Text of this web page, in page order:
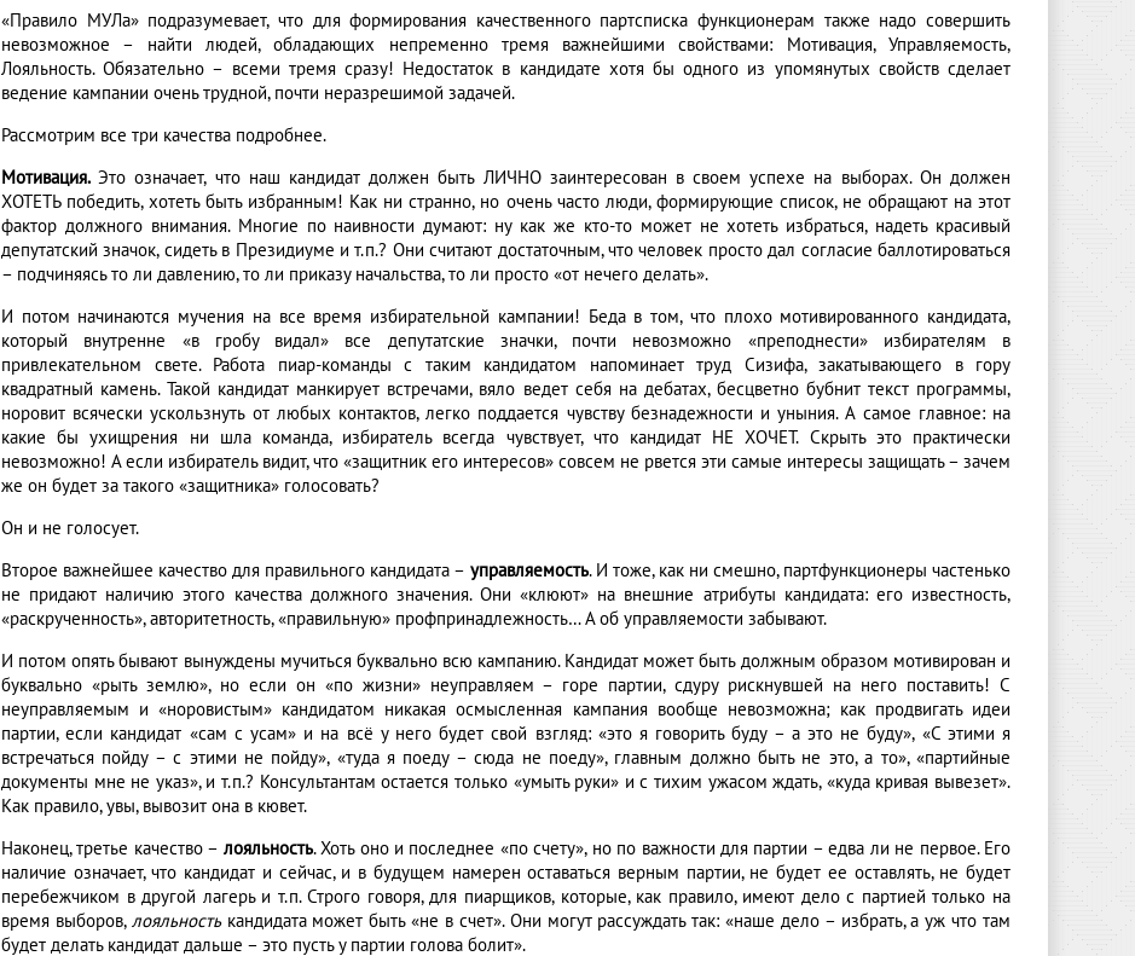
«Правило МУЛа» подразумевает, что для формирования качественного партсписка функционерам также надо совершить
невозможное – найти людей, обладающих непременно тремя важнейшими свойствами: Мотивация, Управляемость,
Лояльность. Обязательно – всеми тремя сразу! Недостаток в кандидате хотя бы одного из упомянутых свойств сделает
ведение кампании очень трудной, почти неразрешимой задачей.
Рассмотрим все три качества подробнее.
Мотивация.Это означает, что наш кандидат должен быть ЛИЧНО заинтересован в своем успехе на выборах. Он должен
ХОТЕТЬ победить, хотеть быть избранным! Как ни странно, но очень часто люди, формирующие список, не обращают на этот
фактор должного внимания. Многие по наивности думают: ну как же кто-то может не хотеть избраться, надеть красивый
депутатский значок, сидеть в Президиуме и т.п.? Они считают достаточным, что человек просто дал согласие баллотироваться
– подчиняясь то ли давлению, то ли приказу начальства, то ли просто «от нечего делать».
И потом начинаются мучения на все время избирательной кампании! Беда в том, что плохо мотивированного кандидата,
который внутренне «в гробу видал» все депутатские значки, почти невозможно «преподнести» избирателям в
привлекательном свете. Работа пиар-команды с таким кандидатом напоминает труд Сизифа, закатывающего в гору
квадратный камень. Такой кандидат манкирует встречами, вяло ведет себя на дебатах, бесцветно бубнит текст программы,
норовит всячески ускользнуть от любых контактов, легко поддается чувству безнадежности и уныния. А самое главное: на
какие бы ухищрения ни шла команда, избиратель всегда чувствует, что кандидат НЕ ХОЧЕТ. Скрыть это практически
невозможно! А если избиратель видит, что «защитник его интересов» совсем не рвется эти самые интересы защищать – зачем
же он будет за такого «защитника» голосовать?
Он и не голосует.
Второе важнейшее качество для правильного кандидата – управляемость. И тоже, как ни смешно, партфункционеры частенько
не придают наличию этого качества должного значения. Они «клюют» на внешние атрибуты кандидата: его известность,
«раскрученность», авторитетность, «правильную» профпринадлежность… А об управляемости забывают.
И потом опять бывают вынуждены мучиться буквально всю кампанию. Кандидат может быть должным образом мотивирован и
буквально «рыть землю», но если он «по жизни» неуправляем – горе партии, сдуру рискнувшей на него поставить! С
неуправляемым и «норовистым» кандидатом никакая осмысленная кампания вообще невозможна; как продвигать идеи
партии, если кандидат «сам с усам» и на всё у него будет свой взгляд: «это я говорить буду – а это не буду», «С этими я
встречаться пойду – с этими не пойду», «туда я поеду – сюда не поеду», главным должно быть не это, а то», «партийные
документы мне не указ», и т.п.? Консультантам остается только «умыть руки» и с тихим ужасом ждать, «куда кривая вывезет».
Как правило, увы, вывозит она в кювет.
Наконец, третье качество – лояльность. Хоть оно и последнее «по счету», но по важности для партии – едва ли не первое. Его
наличие означает, что кандидат и сейчас, и в будущем намерен оставаться верным партии, не будет ее оставлять, не будет
перебежчиком в другой лагерь и т.п. Строго говоря, для пиарщиков, которые, как правило, имеют дело с партией только на
время выборов, лояльностькандидата может быть «не в счет». Они могут рассуждать так: «наше дело – избрать, а уж что там
будет делать кандидат дальше – это пусть у партии голова болит».